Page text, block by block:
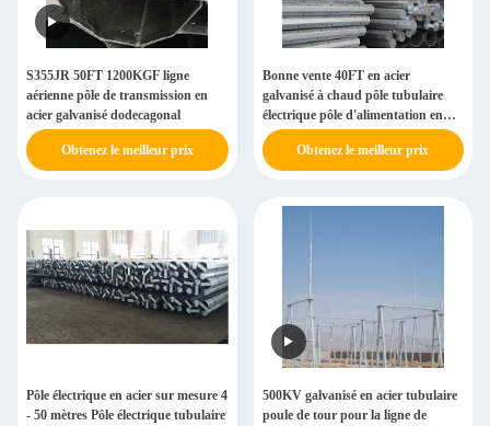
S355JR 50FT 1200KGF ligne
aérienne pôle de transmission en
acier galvanisé dodecagonal
Obtenez le meilleur prix
Bonne vente 40FT en acier
galvanisé à chaud pôle tubulaire
électrique pôle d'alimentation en
acier tour en acier gantry
Obtenez le meilleur prix
Pôle électrique en acier sur mesure 4
- 50 mètres Pôle électrique tubulaire
500KV galvanisé en acier tubulaire
poule de tour pour la ligne de